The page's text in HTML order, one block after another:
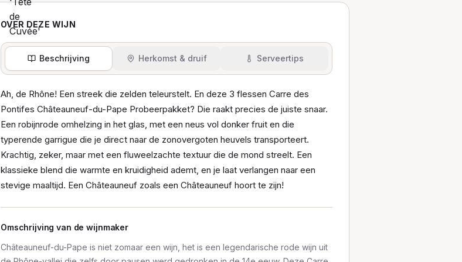
OVER DEZE WIJN
Beschrijving Herkomst & druif Serveertips
Ah, de Rhône! Een streek die zelden teleurstelt. En deze 3 flessen Carre des
Pontifes Châteauneuf-du-Pape Probeerpakket? Die raakt precies de juiste snaar.
Een robijnrode omhelzing in het glas, met een neus vol donker fruit en die
typerende garrigue die je direct naar de zonovergoten heuvels transporteert.
Krachtig, zeker, maar met een fluweelzachte textuur die de mond streelt. Een
klassieke blend die warmte en kruidigheid ademt, en je laat verlangen naar een
stevige maaltijd. Een Châteauneuf zoals een Châteauneuf hoort te zijn!
Omschrijving van de wijnmaker
Châteauneuf-du-Pape is niet zomaar een wijn, het is een legendarische rode wijn uit